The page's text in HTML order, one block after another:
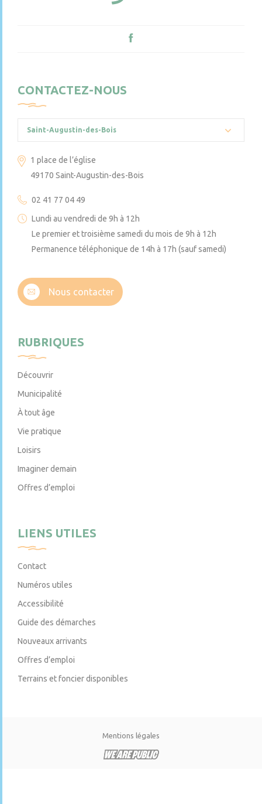
CONTACTEZ-NOUS
Saint-Augustin-des-Bois
1 place de l’église
49170 Saint-Augustin-des-Bois
02 41 77 04 49
Lundi au vendredi de 9h à 12h
Le premier et troisième samedi du mois de 9h à 12h
Permanence téléphonique de 14h à 17h (sauf samedi)
Nous contacter
RUBRIQUES
Découvrir
Municipalité
À tout âge
Vie pratique
Loisirs
Imaginer demain
Offres d’emploi
LIENS UTILES
Contact
Numéros utiles
Accessibilité
Guide des démarches
Nouveaux arrivants
Offres d’emploi
Terrains et foncier disponibles
Mentions légales